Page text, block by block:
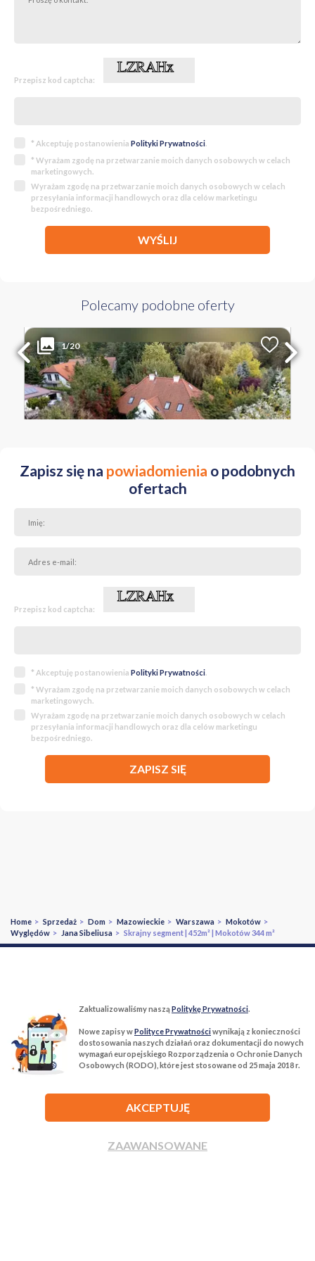
Przepisz kod captcha:
* Akceptuję postanowienia Polityki Prywatności.
* Wyrażam zgodę na przetwarzanie moich danych osobowych w celach
marketingowych.
Wyrażam zgodę na przetwarzanie moich danych osobowych w celach
przesyłania informacji handlowych oraz dla celów marketingu
bezpośredniego.
WYŚLIJ
Polecamy podobne oferty
1/20Liczba pokoi
6
Powierzchnia
270 m2
Cena za m
12 219 PLN
MAZOWIECKIE Warszawa Wilanów Kępa Zawadowska ul. Kwarty
Zapisz się na powiadomienia o podobnych
ofertach
Przepisz kod captcha:
* Akceptuję postanowienia Polityki Prywatności.
* Wyrażam zgodę na przetwarzanie moich danych osobowych w celach
marketingowych.
Wyrażam zgodę na przetwarzanie moich danych osobowych w celach
przesyłania informacji handlowych oraz dla celów marketingu
bezpośredniego.
ZAPISZ SIĘ
Home > Sprzedaż > Dom > Mazowieckie > Warszawa > Mokotów >
Wyględów > Jana Sibeliusa > Skrajny segment | 452m² | Mokotów 344 m²
T:22 299 68 68M:biuro@tur-nieruchomosci.pl
Biuro Nieruchomości Tur Nieruchomości
Zaktualizowaliśmy naszą Politykę Prywatności.
Nowe zapisy wPolityce Prywatnościwynikają z konieczności
dostosowania naszych działań oraz dokumentacji do nowych
wymagań europejskiego Rozporządzenia o Ochronie Danych
Osobowych (RODO), które jest stosowane od 25 maja 2018 r.
AKCEPTUJĘ
ZAAWANSOWANE